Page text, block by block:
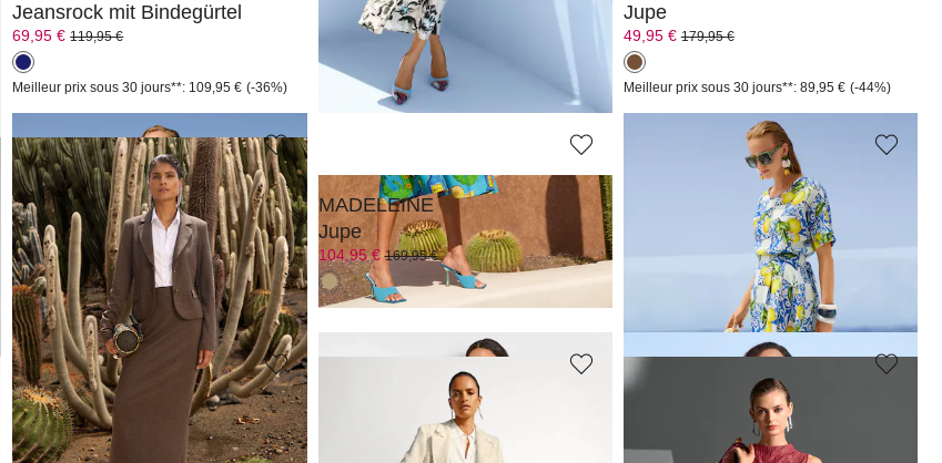
Jeansrock mit Bindegürtel
69,95 €119,95 €
Meilleur prix sous 30 jours**: 109,95 € (-36%)
Jupe midi avec imprimé pop art
139,95 € 239,95 €
Meilleur prix sous 30 jours**: 189,95 € (-26%)
Jupe
49,95 €179,95 €
Meilleur prix sous 30 jours**: 89,95 € (-44%)
MADELEINE
Jupe
89,95 € 169,95 €
Meilleur prix sous 30 jours**: 119,95 € (-25%)
MADELEINE
Jupe
104,95 €169,95 €
Meilleur prix sous 30 jours**: 139,95 €
MADELEINE
Jupe midi évasée à imprimé contrastant
MADELEINE
Jupe